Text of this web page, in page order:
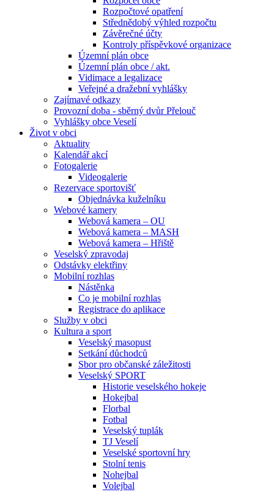
Rozpočtové opatření
Střednědobý výhled rozpočtu
Závěrečné účty
Kontroly příspěvkové organizace
Územní plán obce
Územní plán obce / akt.
Vidimace a legalizace
Veřejné a dražební vyhlášky
Zajímavé odkazy
Provozní doba - sběrný dvůr Přelouč
Vyhlášky obce Veselí
Život v obci
Aktuality
Kalendář akcí
Fotogalerie
Videogalerie
Rezervace sportovišť
Objednávka kuželníku
Webové kamery
Webová kamera – OU
Webová kamera – MASH
Webová kamera – Hřiště
Veselský zpravodaj
Odstávky elektřiny
Mobilní rozhlas
Nástěnka
Co je mobilní rozhlas
Registrace do aplikace
Služby v obci
Kultura a sport
Veselský masopust
Setkání důchodců
Sbor pro občanské záležitosti
Veselský SPORT
Historie veselského hokeje
Hokejbal
Florbal
Fotbal
Veselský tuplák
TJ Veselí
Veselské sportovní hry
Stolní tenis
Nohejbal
Volejbal